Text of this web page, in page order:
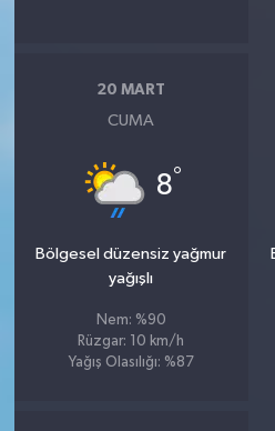
20 MART
CUMA
8°
Bölgesel düzensiz yağmur
yağışlı
Nem: %90
Rüzgar: 10 km/h
Yağış Olasılığı: %87